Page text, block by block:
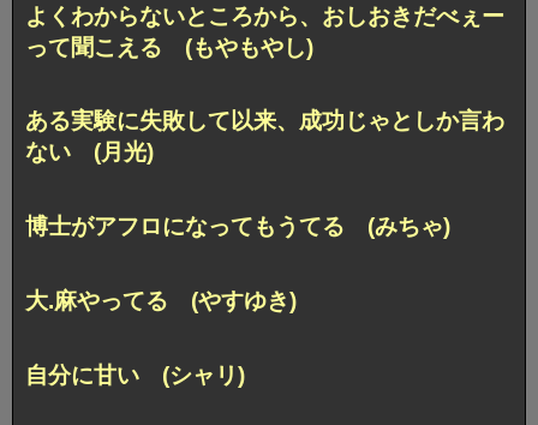
よくわからないところから、 おしおきだべぇー
って聞こえる (もやもやし)
ある実験に失敗して以来、 成功じゃとしか言わ
ない (月光)
博士がアフロになってもうてる (みちゃ)
大.麻やってる (やすゆき)
自分に甘い (シャリ)